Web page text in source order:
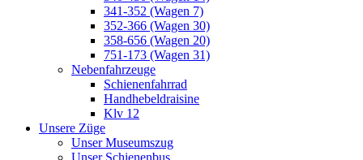
341-352 (Wagen 7)
352-366 (Wagen 30)
358-656 (Wagen 20)
751-173 (Wagen 31)
Nebenfahrzeuge
Schienenfahrrad
Handhebeldraisine
Klv 12
Unsere Züge
Unser Museumszug
Unser Schienenbus